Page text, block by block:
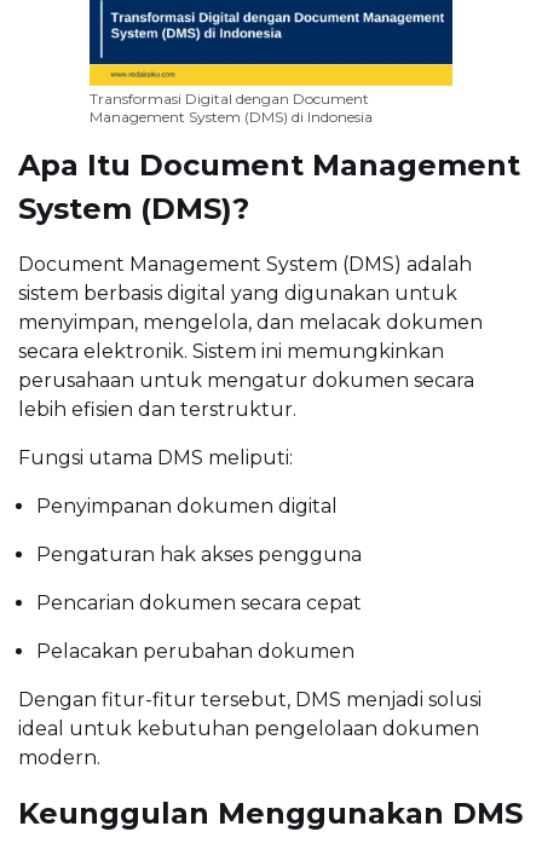
Transformasi Digital dengan Document
Management System (DMS) di Indonesia
Apa Itu Document Management
System (DMS)?
Document Management System (DMS) adalah
sistem berbasis digital yang digunakan untuk
menyimpan, mengelola, dan melacak dokumen
secara elektronik. Sistem ini memungkinkan
perusahaan untuk mengatur dokumen secara
lebih efisien dan terstruktur.
Fungsi utama DMS meliputi:
Penyimpanan dokumen digital
Pengaturan hak akses pengguna
Pencarian dokumen secara cepat
Pelacakan perubahan dokumen
Dengan fitur-fitur tersebut, DMS menjadi solusi
ideal untuk kebutuhan pengelolaan dokumen
modern.
Keunggulan Menggunakan DMS